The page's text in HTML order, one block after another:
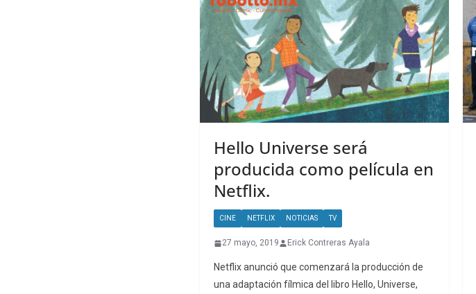
Hello Universe será
producida como película en
Netflix.
CINE NETFLIX NOTICIAS TV
27 mayo, 2019 Erick Contreras Ayala
Netflix anunció que comenzará la producción de
una adaptación fílmica del libro Hello, Universe,